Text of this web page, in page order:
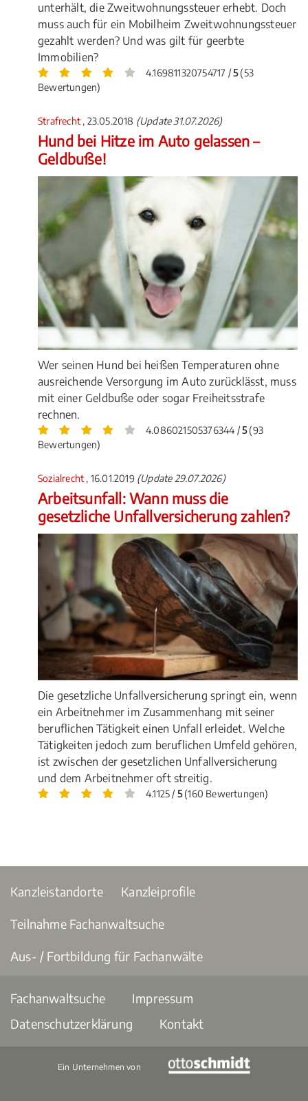
unterhält, die Zweitwohnungssteuer erhebt. Doch
muss auch für ein Mobilheim Zweitwohnungssteuer
gezahlt werden? Und was gilt für geerbte
Immobilien?
4.169811320754717 /5(53
Bewertungen)
Strafrecht , 23.05.2018 (Update 31.07.2026)
Hund bei Hitze im Auto gelassen –
Geldbuße!
Wer seinen Hund bei heißen Temperaturen ohne
ausreichende Versorgung im Auto zurücklässt, muss
mit einer Geldbuße oder sogar Freiheitsstrafe
rechnen.
4.086021505376344 /5(93
Bewertungen)
Sozialrecht , 16.01.2019 (Update 29.07.2026)
Arbeitsunfall: Wann muss die
gesetzliche Unfallversicherung zahlen?
Die gesetzliche Unfallversicherung springt ein, wenn
ein Arbeitnehmer im Zusammenhang mit seiner
beruflichen Tätigkeit einen Unfall erleidet. Welche
Tätigkeiten jedoch zum beruflichen Umfeld gehören,
ist zwischen der gesetzlichen Unfallversicherung
und dem Arbeitnehmer oft streitig.
4.1125 / 5(160 Bewertungen)
Kanzleistandorte Kanzleiprofile
Teilnahme Fachanwaltsuche
Aus- / Fortbildung für Fachanwälte
Fachanwaltsuche
Impressum
Datenschutzerklärung
Kontakt
Ein Unternehmen von